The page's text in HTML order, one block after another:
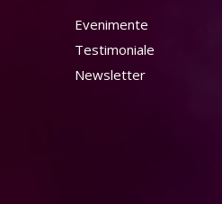
Evenimente
Testimoniale
Newsletter